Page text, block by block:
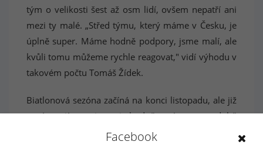
tým o velikosti šest až osm lidí, ovšem nepatří ani
mezi ty malé. „Střed týmu, který máme v Česku, je
úplně super. Máme hodně podpory, jsme malí, ale
kvůli tomu můžeme rychle reagovat," vidí výhodu v
takovém počtu Tomáš Žídek.
Biatlonová sezóna začíná na konci listopadu, ale již
nyní mají servismani hodně práce v podobě
přípravy materiálů. Pro Gabrielu Koukalovou je k
Facebook